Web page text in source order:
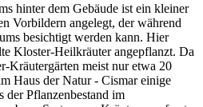
hinter dem Gebäude ist ein kleiner
Vorbildern angelegt, der während
besichtigt werden kann. Hier
Kloster-Heilkräuter angepflanzt. Da
Kräutergärten meist nur etwa 20
Haus der Natur - Cismar einige
der Pflanzenbestand im